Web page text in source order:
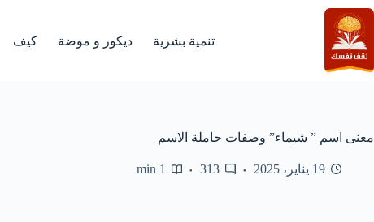
التجاوز
إلى
المحتوى
تنمية بشرية ديكور و موضة كيف
معنى اسم ” شيماء” وصفات حاملة الاسم
19 يناير، 2025 313
1 min